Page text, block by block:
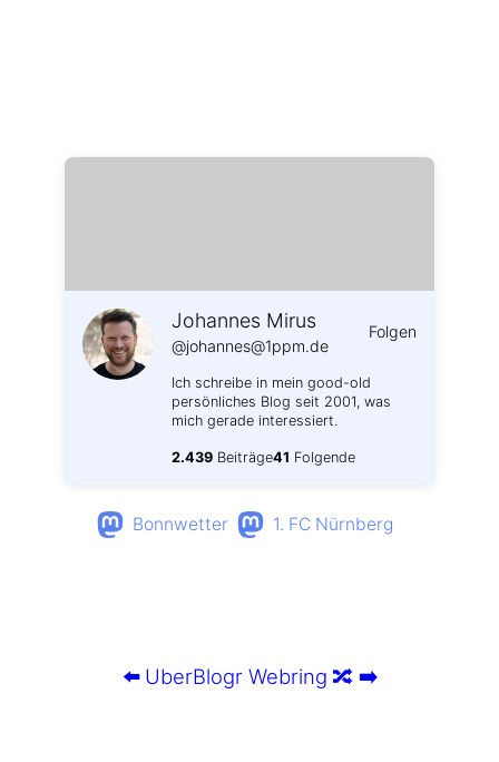
Johannes Mirus
@johannes@1ppm.de
Folgen
Ich schreibe in mein good-old
persönliches Blog seit 2001, was
mich gerade interessiert.
2.439 Beiträge41 Folgende
Bonnwetter 1. FC Nürnberg
⬅️ UberBlogr Webring 🔀 ➡️